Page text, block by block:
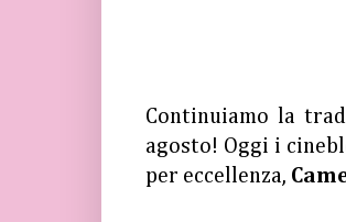
Continuiamo la
agosto! Oggi i
per eccellenza,